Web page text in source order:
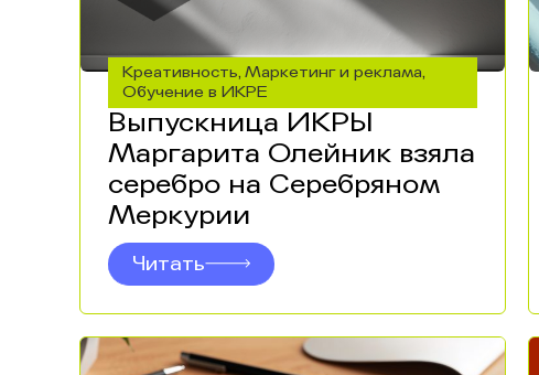
Креативность, Маркетинг и реклама,
Обучение в ИКРЕ
Выпускница ИКРЫ
Маргарита Олейник взяла
серебро на Серебряном
Меркурии
Читать